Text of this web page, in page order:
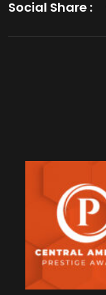
Social Share :